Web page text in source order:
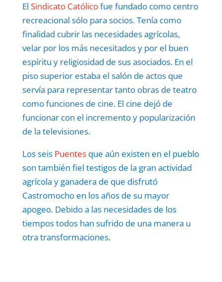
El Sindicato Católicofue fundado como centro
recreacional sólo para socios.Tenía como
finalidad cubrir las necesidades agrícolas,
velar por los más necesitados y por el buen
espíritu y religiosidad de sus asociados. En el
piso superior estaba el salón de actos que
servía para representar tanto obras de teatro
como funciones de cine. El cine dejó de
funcionar con el incremento y popularización
de la televisiones.
Los seis Puentesque aún existen en el pueblo
son también fiel testigos de la gran actividad
agrícola y ganadera de que disfrutó
Castromocho en los años de su mayor
apogeo. Debido a las necesidades de los
tiempos todos han sufrido de una manera u
otra transformaciones.